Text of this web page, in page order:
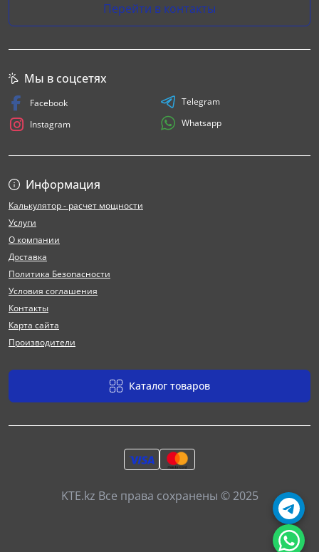
Перейти в контакты
Информация
Калькулятор - расчет мощности
Услуги
О компании
Доставка
Политика Безопасности
Условия соглашения
Контакты
Карта сайта
Производители
Каталог товаров
Мы в соцсетях
Facebook
Instagram
Telegram
Whatsapp
KTE.kz Все права сохранены © 2025